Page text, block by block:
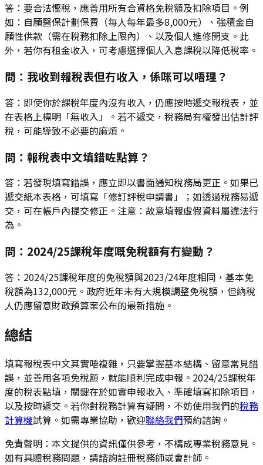
答：要合法慳稅，應善用所有合資格免稅額及扣除項目。例
如：自願醫保計劃保費（每人每年最多8,000元）、強積金自
願性供款（需在稅務扣除上限內）、以及個人進修開支。此
外，若你有租金收入，可考慮選擇個人入息課稅以降低稅率。
問：我收到報稅表但冇收入，係咪可以唔理？
答：即使你於課稅年度內沒有收入，仍應按時遞交報稅表，並
在表格上標明「無收入」。若不遞交，稅務局有權發出估計評
稅，可能導致不必要的麻煩。
問：報稅表中文填錯咗點算？
答：若發現填寫錯誤，應立即以書面通知稅務局更正。如果已
遞交紙本表格，可填寫「修訂評稅申請書」；如透過稅務易遞
交，可在帳戶內提交修正。注意：故意填報虛假資料屬違法行
為。
問：2024/25課稅年度嘅免稅額有冇變動？
答：2024/25課稅年度的免稅額與2023/24年度相同，基本免
稅額為132,000元。政府近年未有大規模調整免稅額，但納稅
人仍應留意財政預算案公布的最新措施。
總結
填寫報稅表中文其實唔複雜，只要掌握基本結構、留意常見錯
誤，並善用各項免稅額，就能順利完成申報。2024/25課稅年
度的稅表點填，關鍵在於如實申報收入、準確填寫扣除項目，
以及按時遞交。若你對稅務計算有疑問，不妨使用我們的稅務
計算機試算。如需專業協助，歡迎聯絡我們預約諮詢。
免責聲明：本文提供的資訊僅供參考，不構成專業稅務意見。
如有具體稅務問題，請諮詢註冊稅務師或會計師。